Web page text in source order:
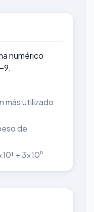
numérico
9.
más utilizado
de
+ 3×10⁰